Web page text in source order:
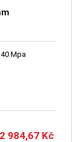
Mpa
2 984,67 Kč